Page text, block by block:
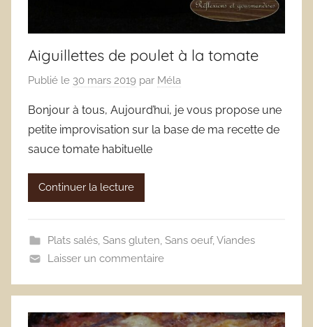
Aiguillettes de poulet à la tomate
Publié le 30 mars 2019 par Méla
Bonjour à tous, Aujourd’hui, je vous propose une
petite improvisation sur la base de ma recette de
sauce tomate habituelle
Continuer la lecture
Plats salés, Sans gluten, Sans oeuf,Viandes
Laisser un commentaire